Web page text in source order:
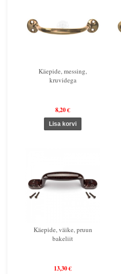
Käepide, messing,
kruvidega
8,20 €
Käepide, väike, pruun
bakeliit
13,30 €